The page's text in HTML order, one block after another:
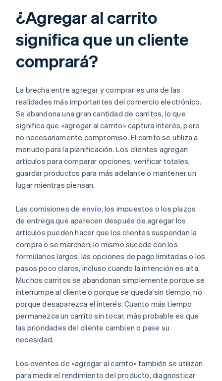
¿Agregar al carrito
significa que un cliente
comprará?
La brecha entre agregar y comprar es una de las
realidades más importantes del comercio electrónico.
Se abandona una gran cantidad de carritos, lo que
significa que «agregar al carrito» captura interés, pero
no necesariamente compromiso. El carrito se utiliza a
menudo para la planificación. Los clientes agregan
artículos para comparar opciones, verificar totales,
guardar productos para más adelante o mantener un
lugar mientras piensan.
Las comisiones de envío, los impuestos o los plazos
de entrega que aparecen después de agregar los
artículos pueden hacer que los clientes suspendan la
compra o se marchen; lo mismo sucede con los
formularios largos, las opciones de pago limitadas o los
pasos poco claros, incluso cuando la intención es alta.
Muchos carritos se abandonan simplemente porque se
interrumpe al cliente o porque se queda sin tiempo, no
porque desaparezca el interés. Cuanto más tiempo
permanezca un carrito sin tocar, más probable es que
las prioridades del cliente cambien o pase su
necesidad.
Los eventos de «agregar al carrito» también se utilizan
para medir el rendimiento del producto, diagnosticar